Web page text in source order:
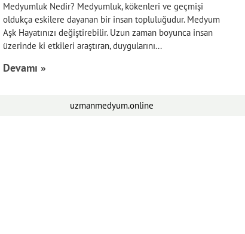
Medyumluk Nedir? Medyumluk, kökenleri ve geçmişi
oldukça eskilere dayanan bir insan topluluğudur. Medyum
Aşk Hayatınızı değiştirebilir. Uzun zaman boyunca insan
üzerinde ki etkileri araştıran, duygularını
Devamı »
uzmanmedyum.online